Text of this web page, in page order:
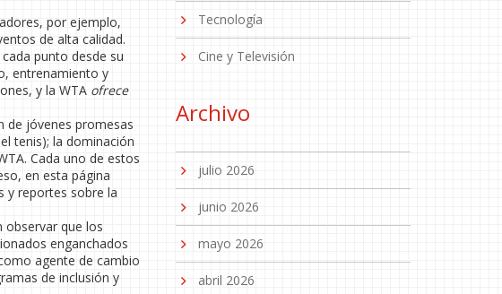
por ejemplo,
de alta calidad.
punto desde su
entrenamiento y
y la WTA ofrece
de jóvenes promesas
tenis); la dominación
Cada uno de estos
en esta página
y reportes sobre la
observar que los
enganchados
agente de cambio
de inclusión y
Tecnología
Cine y Televisión
Archivo
julio 2026
junio 2026
mayo 2026
abril 2026